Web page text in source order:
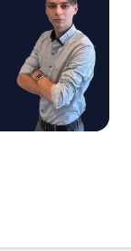
voit.de